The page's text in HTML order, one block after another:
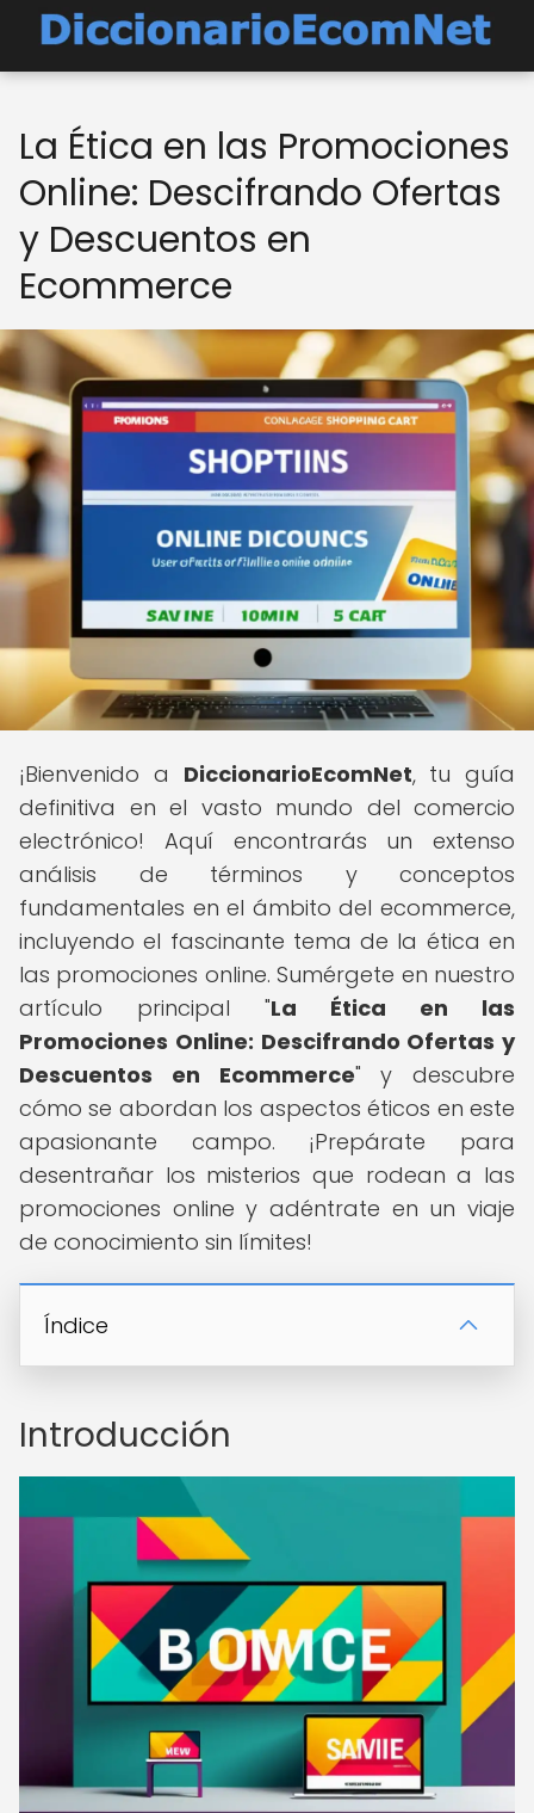
La Ética en las Promociones
Online: Descifrando Ofertas
y Descuentos en
Ecommerce
¡Bienvenido a DiccionarioEcomNet, tu guía
definitiva en el vasto mundo del comercio
electrónico! Aquí encontrarás un extenso
análisis de términos y conceptos
fundamentales en el ámbito del ecommerce,
incluyendo el fascinante tema de la ética en
las promociones online. Sumérgete en nuestro
artículo principal "La Ética en las
Promociones Online: Descifrando Ofertas y
Descuentos en Ecommerce" y descubre
cómo se abordan los aspectos éticos en este
apasionante campo. ¡Prepárate para
desentrañar los misterios que rodean a las
promociones online y adéntrate en un viaje
de conocimiento sin límites!
Índice
Introducción